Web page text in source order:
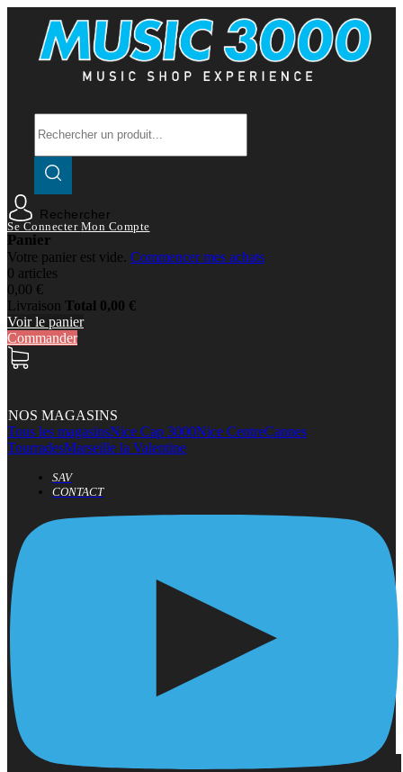
Rechercher
Se Connecter Mon Compte
Panier
Votre panier est vide. Commencer mes achats
0 articles
0,00 €
Livraison Total 0,00 €
Voir le panier
Commander
NOS MAGASINS
Tous les magasinsNice Cap 3000Nice CentreCannes
TourradesMarseille la Valentine
SAV
CONTACT